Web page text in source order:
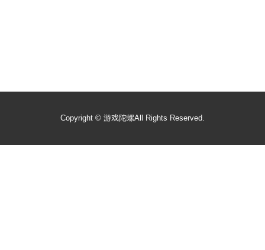
Copyright © 游戏陀螺All Rights Reserved.